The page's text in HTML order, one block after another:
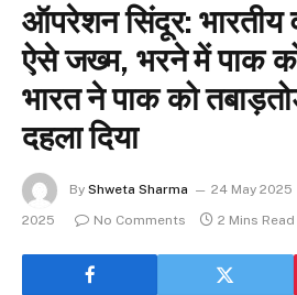
ऑपरेशन सिंदूर: भारतीय
ऐसे जख्म, भरने में पाक
भारत ने पाक को
दहला दिया
By Shweta Sharma 24 May 2025
2025
No Comments 2 Mins Read